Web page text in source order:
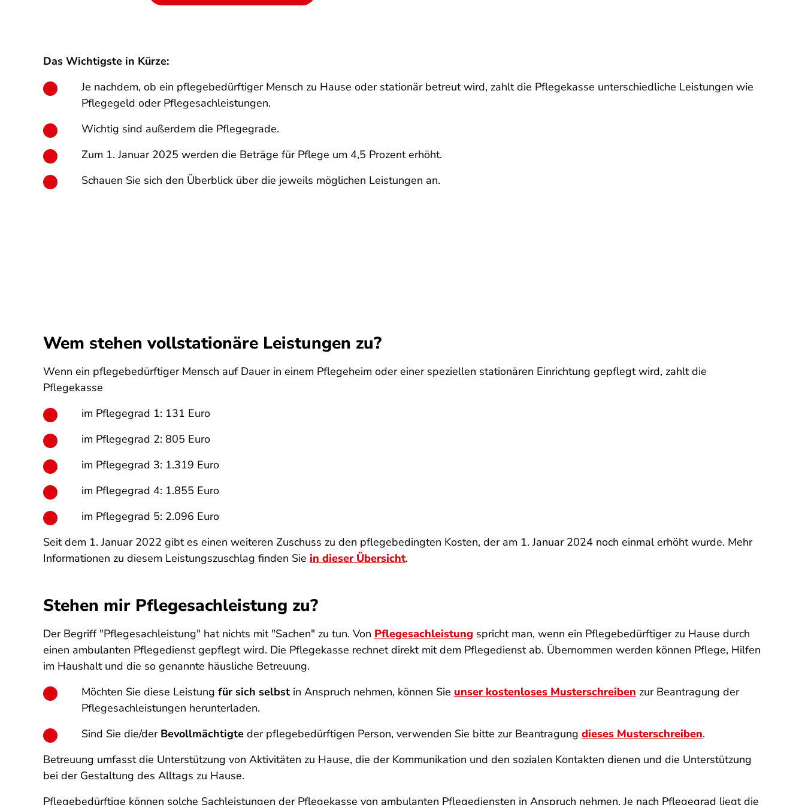
Das Wichtigste in Kürze:
Je nachdem, ob ein pflegebedürftiger Mensch zu Hause oder stationär betreut wird, zahlt die Pflegekasse unterschiedliche Leistungen wie
Pflegegeld oder Pflegesachleistungen.
Wichtig sind außerdem die Pflegegrade.
Zum 1. Januar 2025 werden die Beträge für Pflege um 4,5 Prozent erhöht.
Schauen Sie sich den Überblick über die jeweils möglichen Leistungen an.
Wem stehen vollstationäre Leistungen zu?
Wenn ein pflegebedürftiger Mensch auf Dauer in einem Pflegeheim oder einer speziellen stationären Einrichtung gepflegt wird, zahlt die
Pflegekasse
im Pflegegrad 1: 131 Euro
im Pflegegrad 2: 805 Euro
im Pflegegrad 3: 1.319 Euro
im Pflegegrad 4: 1.855 Euro
im Pflegegrad 5: 2.096 Euro
Seit dem 1. Januar 2022 gibt es einen weiteren Zuschuss zu den pflegebedingten Kosten, der am 1. Januar 2024 noch einmal erhöht wurde. Mehr
Informationen zu diesem Leistungszuschlag finden Sie in dieser Übersicht.
Stehen mir Pflegesachleistung zu?
Der Begriff "Pflegesachleistung" hat nichts mit "Sachen" zu tun. Von Pflegesachleistung spricht man, wenn ein Pflegebedürftiger zu Hause durch
einen ambulanten Pflegedienst gepflegt wird. Die Pflegekasse rechnet direkt mit dem Pflegedienst ab. Übernommen werden können Pflege, Hilfen
im Haushalt und die so genannte häusliche Betreuung.
Möchten Sie diese Leistung für sich selbst in Anspruch nehmen, können Sie unser kostenloses Musterschreiben zur Beantragung der
Pflegesachleistungen herunterladen.
Sind Sie die/der Bevollmächtigte der pflegebedürftigen Person, verwenden Sie bitte zur Beantragung dieses Musterschreiben.
Betreuung umfasst die Unterstützung von Aktivitäten zu Hause, die der Kommunikation und den sozialen Kontakten dienen und die Unterstützung
bei der Gestaltung des Alltags zu Hause.
Pflegebedürftige können solche Sachleistungen der Pflegekasse von ambulanten Pflegediensten in Anspruch nehmen. Je nach Pflegegrad liegt die